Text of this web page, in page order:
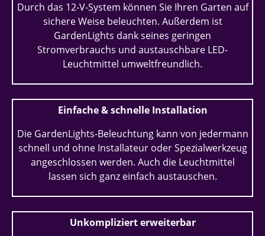
Durch das 12-V-System können Sie Ihren Garten auf
sichere Weise beleuchten. Außerdem ist
GardenLights dank seines geringen
Stromverbrauchs und austauschbare LED-
Leuchtmittel umweltfreundlich.
Einfache & schnelle Installation
Die GardenLights-Beleuchtung kann von jedermann
schnell und ohne Installateur oder Spezialwerkzeug
angeschlossen werden. Auch die Leuchtmittel
lassen sich ganz einfach austauschen.
Unkompliziert erweiterbar